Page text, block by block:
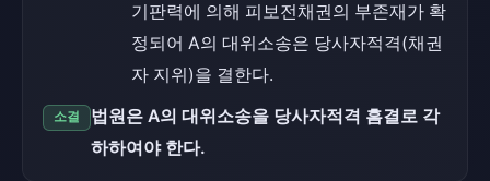
기판력에 의해 피보전채권의 부존재가 확
정되어 A의 대위소송은 당사자적격(채권
자 지위)을 결한다.
소결
법원은 A의 대위소송을 당사자적격 흠결로 각
하하여야 한다.